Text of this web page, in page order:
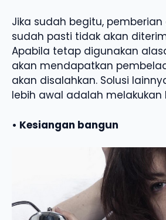
Jika sudah begitu,
sudah pasti tidak akan
Apabila tetap digunakan
akan mendapatkan
akan disalahkan. Solusi
lebih awal adalah melakukan
• Kesiangan bangun